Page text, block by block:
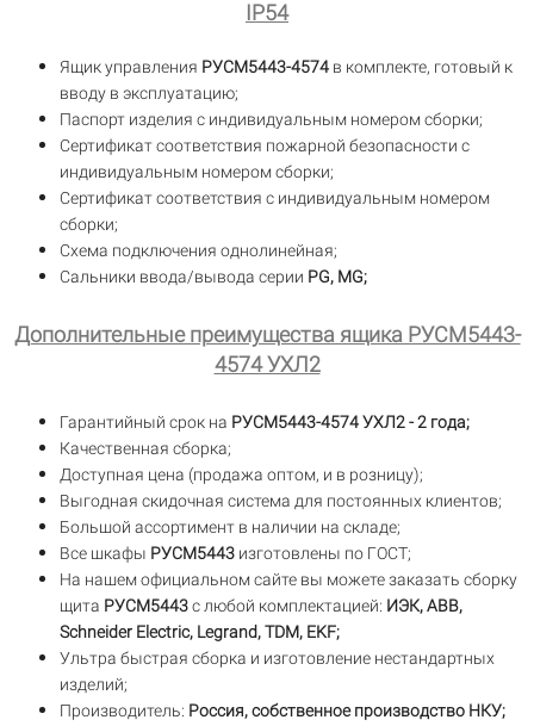
IP54
Ящик управления РУСМ5443-4574 в комплекте, готовый к
вводу в эксплуатацию;
Паспорт изделия с индивидуальным номером сборки;
Сертификат соответствия пожарной безопасности с
индивидуальным номером сборки;
Сертификат соответствия с индивидуальным номером
сборки;
Схема подключения однолинейная;
Сальники ввода/вывода серии PG, MG;
Дополнительные преимущества ящика РУСМ5443-
4574 УХЛ2
Гарантийный срок на РУСМ5443-4574 УХЛ2 - 2 года;
Качественная сборка;
Доступная цена (продажа оптом, и в розницу);
Выгодная скидочная система для постоянных клиентов;
Большой ассортимент в наличии на складе;
Все шкафы РУСМ5443 изготовлены по ГОСТ;
На нашем официальном сайте вы можете заказать сборку
щита РУСМ5443с любой комплектацией: ИЭК, ABB,
Schneider Electric, Legrand, TDM, EKF;
Ультра быстрая сборка и изготовление нестандартных
изделий;
Производитель: Россия, собственное производство НКУ;